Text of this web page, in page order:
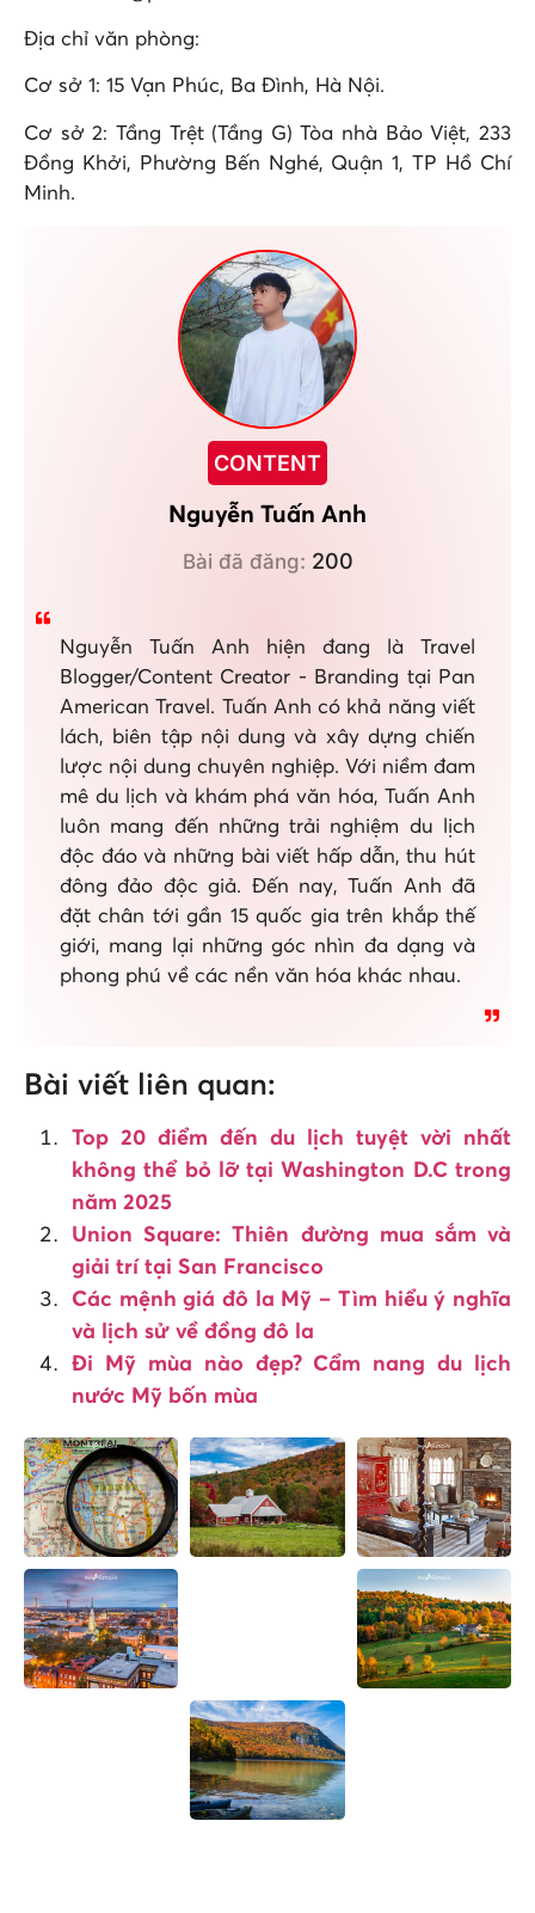
Địa chỉ văn phòng:
Cơ sở 1: 15 Vạn Phúc, Ba Đình, Hà Nội.
Cơ sở 2: Tầng Trệt (Tầng G) Tòa nhà Bảo Việt, 233
Đồng Khởi, Phường Bến Nghé, Quận 1, TP Hồ Chí
Minh.
CONTENT
Nguyễn Tuấn Anh
Bài đã đăng: 200
Nguyễn Tuấn Anh hiện đang là Travel
Blogger/Content Creator - Branding tại Pan
American Travel. Tuấn Anh có khả năng viết
lách, biên tập nội dung và xây dựng chiến
lược nội dung chuyên nghiệp. Với niềm đam
mê du lịch và khám phá văn hóa, Tuấn Anh
luôn mang đến những trải nghiệm du lịch
độc đáo và những bài viết hấp dẫn, thu hút
đông đảo độc giả. Đến nay, Tuấn Anh đã
đặt chân tới gần 15 quốc gia trên khắp thế
giới, mang lại những góc nhìn đa dạng và
phong phú về các nền văn hóa khác nhau.
Bài viết liên quan:
Top 20 điểm đến du lịch tuyệt vời nhất
không thể bỏ lỡ tại Washington D.C trong
năm 2025
Union Square: Thiên đường mua sắm và
giải trí tại San Francisco
Các mệnh giá đô la Mỹ – Tìm hiểu ý nghĩa
và lịch sử về đồng đô la
Đi Mỹ mùa nào đẹp? Cẩm nang du lịch
nước Mỹ bốn mùa